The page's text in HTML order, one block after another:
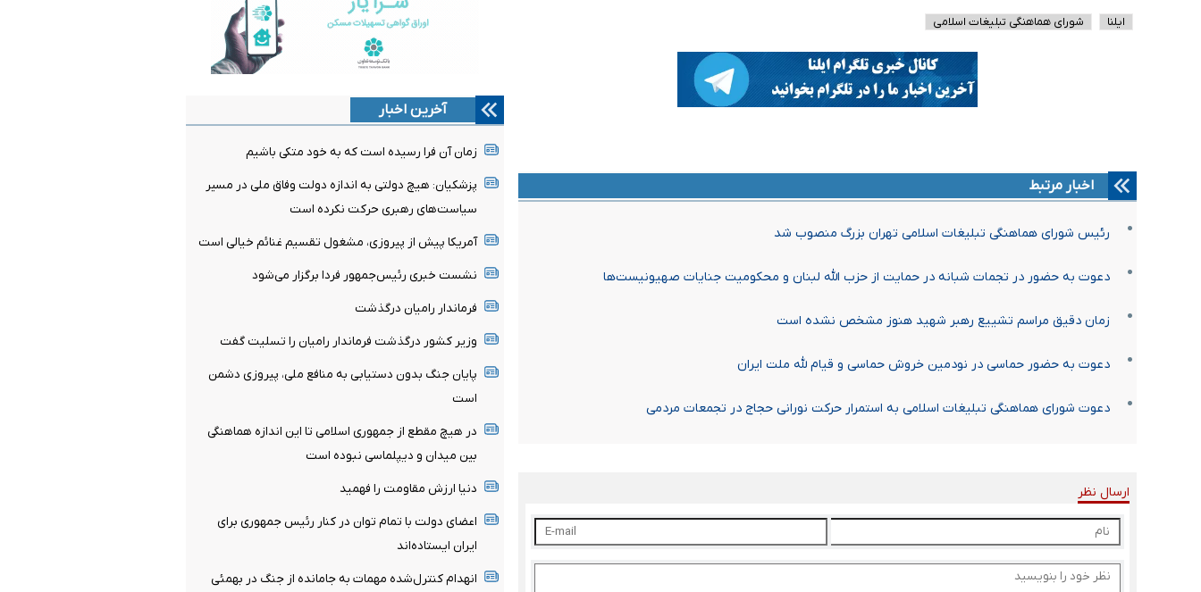
ایلنا شورای هماهنگی تبلیغات اسلامی
اخبار مرتبط
رئیس شورای هماهنگی تبلیغات اسلامی تهران بزرگ منصوب شد
دعوت به حضور در تجمات شبانه در حمایت از حزب الله لبنان و محکومیت جنایات صهیونیست‌ها
زمان دقیق مراسم تشییع رهبر شهید هنوز مشخص نشده است
دعوت به حضور حماسی در نودمین خروش حماسی و قیام لله ملت ایران
دعوت شورای هماهنگی تبلیغات اسلامی به استمرار حرکت نورانی حجاج در تجمعات مردمی
ارسال نظر
آخرین اخبار
زمان آن فرا رسیده است که به خود متکی باشیم
پزشکیان: هیچ دولتی به اندازه دولت وفاق ملی در مسیر
سیاست‌های رهبری حرکت نکرده است
آمریکا پیش از پیروزی، مشغول تقسیم غنائم خیالی است
نشست خبری رئیس‌جمهور فردا برگزار می‌شود
فرماندار رامیان درگذشت
وزیر کشور درگذشت فرماندار رامیان را تسلیت گفت
پایان جنگ بدون دستیابی به منافع ملی، پیروزی دشمن
است
در هیچ مقطع از جمهوری اسلامی تا این اندازه هماهنگی
بین میدان و دیپلماسی نبوده است
دنیا ارزش مقاومت را فهمید
اعضای دولت با تمام توان در کنار رئیس جمهوری برای
ایران ایستاده‌اند
انهدام کنترل‌شده مهمات به‌ جامانده از جنگ در بهمئی